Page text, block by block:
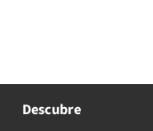
Descubre